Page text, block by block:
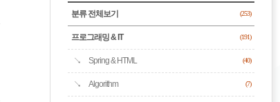
CATEGORY
분류 전체보기 (253)
프로그래밍 & IT (191)
Spring & HTML (40)
Algorithm (7)